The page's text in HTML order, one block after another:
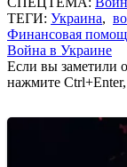
ТЕГИ: Украина,
Финансовая
Война в Украине
Если вы заметили
нажмите